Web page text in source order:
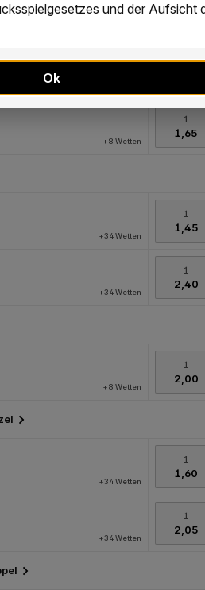
und der Aufsicht
Ok